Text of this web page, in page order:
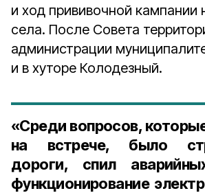
и ход прививочной кампании
села. После Совета
администрации
и в хуторе Колодезный.
«Среди вопросов,
на встрече, было
дороги, спил
функционирование